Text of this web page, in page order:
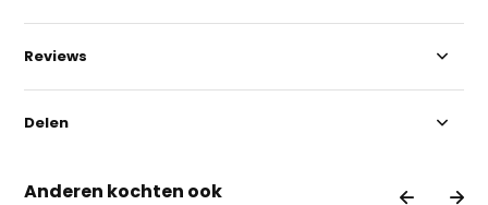
Reviews
Delen
Anderen kochten ook